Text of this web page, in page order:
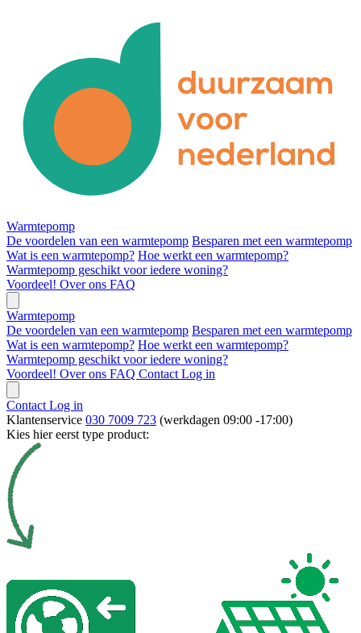
Warmtepomp
De voordelen van een warmtepomp Besparen met een warmtepomp
Wat is een warmtepomp? Hoe werkt een warmtepomp?
Warmtepomp geschikt voor iedere woning?
Voordeel! Over ons FAQ
Warmtepomp
De voordelen van een warmtepomp Besparen met een warmtepomp
Wat is een warmtepomp? Hoe werkt een warmtepomp?
Warmtepomp geschikt voor iedere woning?
Voordeel! Over ons FAQ Contact Log in
Contact Log in
Klantenservice 030 7009 723 (werkdagen 09:00 -17:00)
Kies hier eerst type product: